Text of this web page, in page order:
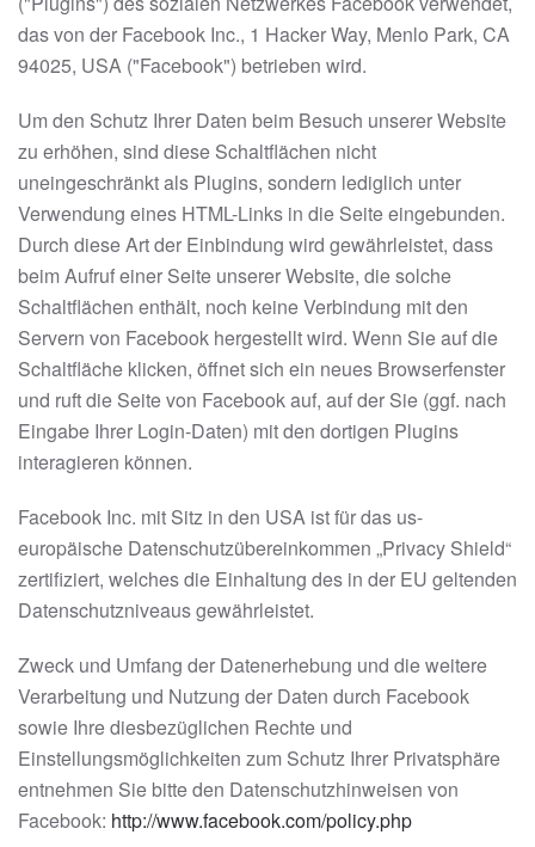
das von der Facebook Inc., 1 Hacker Way, Menlo Park, CA
94025, USA ("Facebook") betrieben wird.
Um den Schutz Ihrer Daten beim Besuch unserer Website
zu erhöhen, sind diese Schaltflächen nicht
uneingeschränkt als Plugins, sondern lediglich unter
Verwendung eines HTML-Links in die Seite eingebunden.
Durch diese Art der Einbindung wird gewährleistet, dass
beim Aufruf einer Seite unserer Website, die solche
Schaltflächen enthält, noch keine Verbindung mit den
Servern von Facebook hergestellt wird. Wenn Sie auf die
Schaltfläche klicken, öffnet sich ein neues Browserfenster
und ruft die Seite von Facebook auf, auf der Sie (ggf. nach
Eingabe Ihrer Login-Daten) mit den dortigen Plugins
interagieren können.
Facebook Inc. mit Sitz in den USA ist für das us-
europäische Datenschutzübereinkommen „Privacy Shield“
zertifiziert, welches die Einhaltung des in der EU geltenden
Datenschutzniveaus gewährleistet.
Zweck und Umfang der Datenerhebung und die weitere
Verarbeitung und Nutzung der Daten durch Facebook
sowie Ihre diesbezüglichen Rechte und
Einstellungsmöglichkeiten zum Schutz Ihrer Privatsphäre
entnehmen Sie bitte den Datenschutzhinweisen von
Facebook: http://www.facebook.com/policy.php